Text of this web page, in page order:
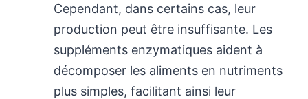
Cependant, dans certains cas, leur
production peut être insuffisante. Les
suppléments enzymatiques aident à
décomposer les aliments en nutriments
plus simples, facilitant ainsi leur